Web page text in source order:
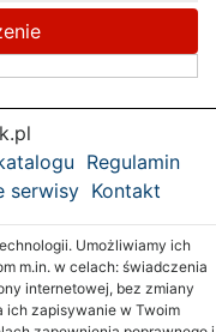
Regulamin
serwisy Kontakt
Umożliwiamy ich
m.in. w celach: świadczenia
internetowej, bez zmiany
ich zapisywanie w Twoim